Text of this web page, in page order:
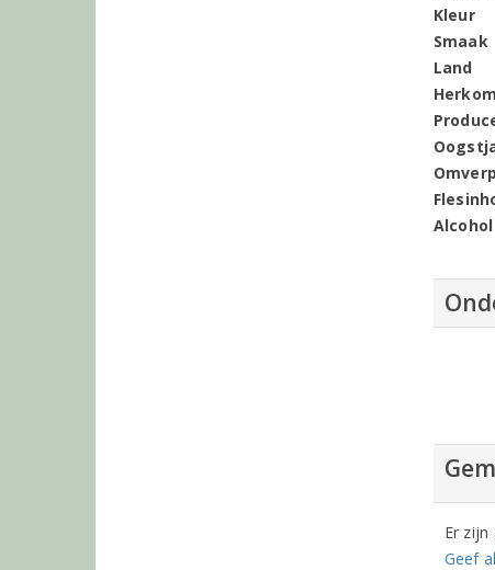
Kleur
Smaak
Land
Alcohol
Er
Geef